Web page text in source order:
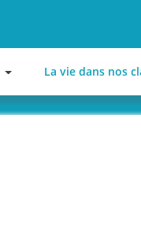
La vie dans nos